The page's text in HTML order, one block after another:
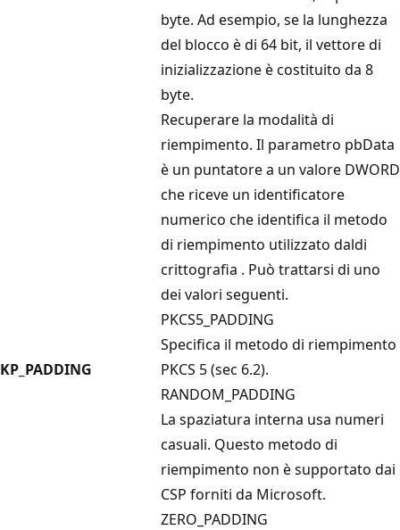
byte. Ad esempio, se la lunghezza
del blocco è di 64 bit, il vettore di
inizializzazione è costituito da 8
byte.
KP_PADDING
Recuperare la modalità di
riempimento. Il parametro pbData
è un puntatore a un valore DWORD
che riceve un identificatore
numerico che identifica il metodo
di riempimento utilizzato daldi
crittografia . Può trattarsi di uno
dei valori seguenti.
PKCS5_PADDING
Specifica il metodo di riempimento
PKCS 5 (sec 6.2).
RANDOM_PADDING
La spaziatura interna usa numeri
casuali. Questo metodo di
riempimento non è supportato dai
CSP forniti da Microsoft.
ZERO_PADDING